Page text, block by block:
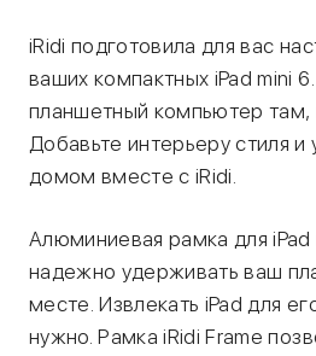
iRidi подготовила для вас
ваших компактных iPad mini
планшетный компьютер там,
Добавьте интерьеру стиля
домом вместе с iRidi.
Алюминиевая рамка для iPad
надежно удерживать ваш
месте. Извлекать iPad для
нужно. Рамка iRidi Frame